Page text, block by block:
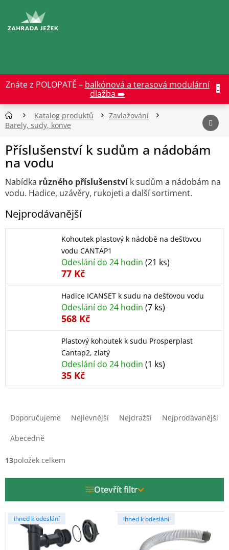
obsah
Znáte z POLOPATĚ – balkónová a terasová modulární
dlažba ➡️
Katalog produktů
Zavlažování
Barely, sudy, konve
Příslušenství k sudům a nádobám
na vodu
Nabídka různého příslušenstvík sudům a nádobám na
vodu. Hadice, uzávěry, rukojeti a další sortiment.
Nejprodávanější
Kohoutek plastový k nádobě na dešťovou
vodu CANTAP1
Odeslání do 24 hodin (21 ks)
77 Kč
Hadice ICANSET k sudu na dešťovou vodu
Odeslání do 24 hodin (7 ks)
568 Kč
Plastový kohoutek k sudu Prosperplast
Cantap2, zlatý
Odeslání do 24 hodin (1 ks)
35 Kč
í
d
u
k
Doporučujeme Nejlevnější Nejdražší Nejprodávanější
Abecedně
13položek celkem
Otevřít filtr
V
ý
ihned k odeslání ihned k odeslání